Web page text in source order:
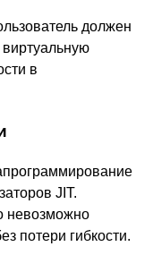
должен
виртуальную
в
JIT.
невозможно
потери гибкости.